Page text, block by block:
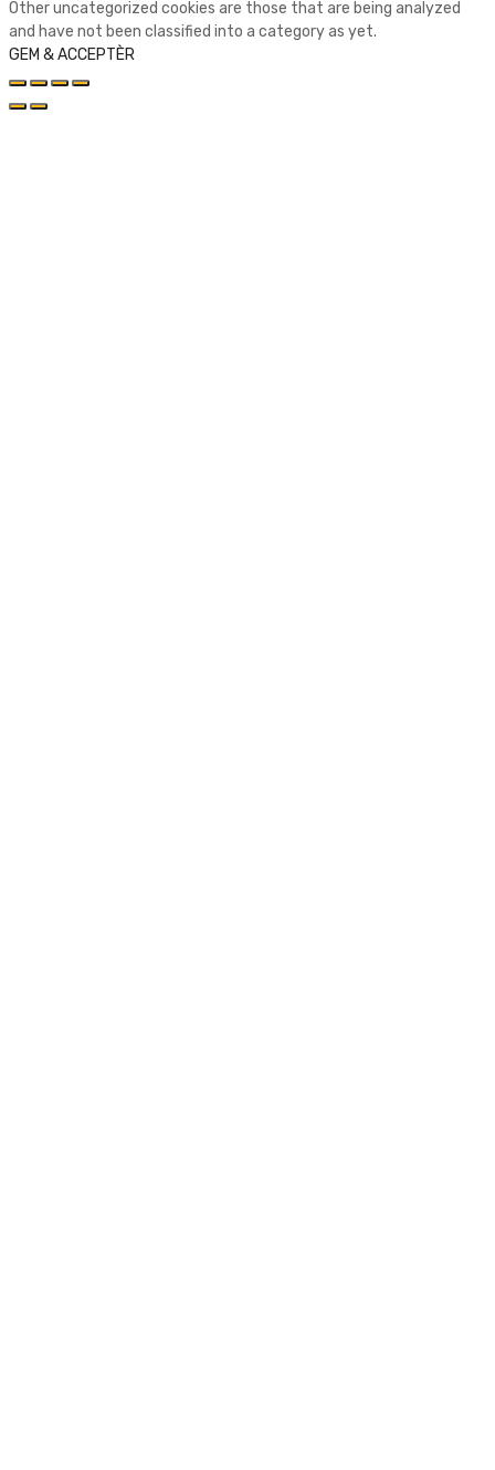
Other uncategorized cookies are those that are being analyzed
and have not been classified into a category as yet.
GEM & ACCEPTÈR